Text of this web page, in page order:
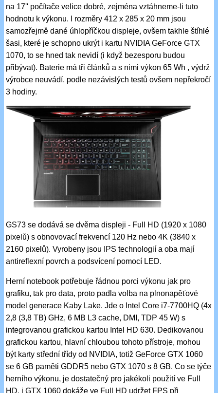
na 17'' počítače velice dobré, zejména vztáhneme-li tuto
hodnotu k výkonu. I rozměry 412 x 285 x 20 mm jsou
samozřejmě dané úhlopříčkou displeje, ovšem takhle štíhlé
šasi, které je schopno ukrýt i kartu NVIDIA GeForce GTX
1070, to se hned tak nevidí (i když bezesporu budou
přibývat). Baterie má tři článků a s nimi výkon 65 Wh , výdrž
výrobce neuvádí, podle nezávislých testů ovšem nepřekročí
3 hodiny.
GS73 se dodává se dvěma displeji - Full HD (1920 x 1080
pixelů) s obnovovací frekvencí 120 Hz nebo 4K (3840 x
2160 pixelů). Vyrobeny jsou IPS technologií a oba mají
antireflexní povrch a podsvícení pomocí LED.
Herní notebook potřebuje řádnou porci výkonu jak pro
grafiku, tak pro data, proto padla volba na plnonapěťové
model generace Kaby Lake. Jde o Intel Core i7-7700HQ (4x
2,8 (3,8 TB) GHz, 6 MB L3 cache, DMI, TDP 45 W) s
integrovanou grafickou kartou Intel HD 630. Dedikovanou
grafickou kartou, hlavní chloubou tohoto přístroje, mohou
být karty střední třídy od NVIDIA, totiž GeForce GTX 1060
se 6 GB paměti GDDR5 nebo GTX 1070 s 8 GB. Co se týče
herního výkonu, je dostatečný pro jakékoli použití ve Full
HD, i GTX 1060 dokáže ve Full HD udržet FPS při